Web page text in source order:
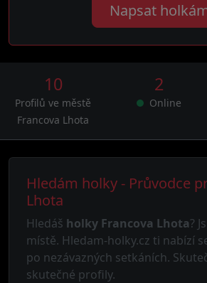
Napsat
10
Profilů ve městě
Francova Lhota
2
Online
Hledám holky - Průvodce
Lhota
Hledáš holky Francova Lhota?
místě. Hledam-holky.cz ti nabízí
po nezávazných setkáních.
skutečné profily.